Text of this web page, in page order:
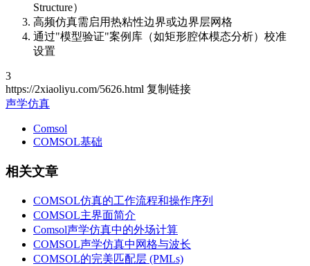
Structure）
高频仿真需启用热粘性边界或边界层网格
通过"模型验证"案例库（如矩形腔体模态分析）校准
设置
3
https://2xiaoliyu.com/5626.html 复制链接
声学仿真
Comsol
COMSOL基础
相关文章
COMSOL仿真的工作流程和操作序列
COMSOL主界面简介
Comsol声学仿真中的外场计算
COMSOL声学仿真中网格与波长
COMSOL的完美匹配层 (PMLs)